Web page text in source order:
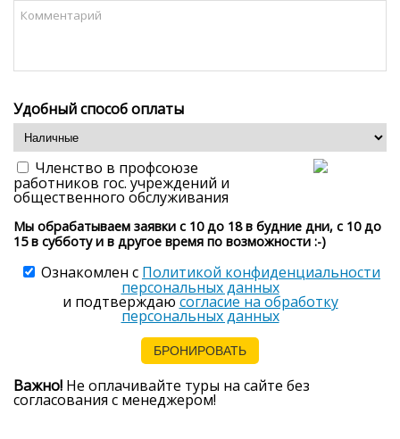
Удобный способ оплаты
Членство в профсоюзе
работников гос. учреждений и
общественного обслуживания
Мы обрабатываем заявки с 10 до 18 в будние дни, с 10 до
15 в субботу и в другое время по возможности :-)
Ознакомлен с Политикой конфиденциальности
персональных данных
и подтверждаю согласие на обработку
персональных данных
Важно! Не оплачивайте туры на сайте без
согласования с менеджером!